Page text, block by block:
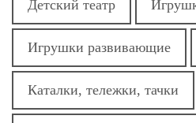
Детский театр
Игрушки развивающие
Каталки, тележки, тачки